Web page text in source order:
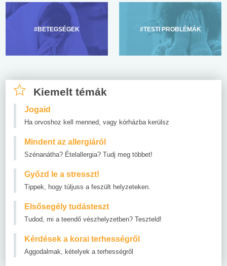
#BETEGSÉGEK #TESTI PROBLÉMÁK
Kiemelt témák
Jogaid
Ha orvoshoz kell menned, vagy kórházba kerülsz
Mindent az allergiáról
Szénanátha? Ételallergia? Tudj meg többet!
Győzd le a stresszt!
Tippek, hogy túljuss a feszült helyzeteken.
Elsősegély tudásteszt
Tudod, mi a teendő vészhelyzetben? Teszteld!
Kérdések a korai terhességről
Aggodalmak, kételyek a terhességről